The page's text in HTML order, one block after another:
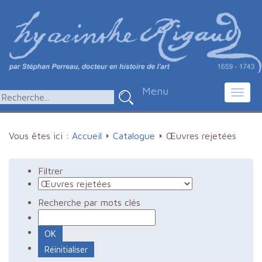
Menu
Vous êtes ici : Accueil Catalogue Œuvres rejetées
Filtrer
Recherche par mots clés